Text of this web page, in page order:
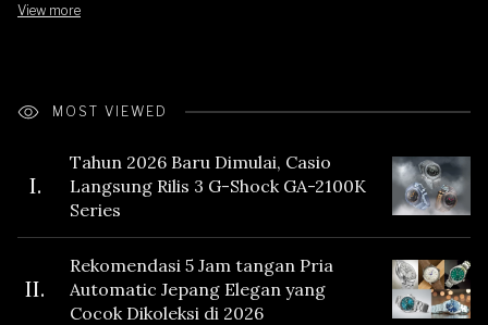
View more
MOST VIEWED
I.
Tahun 2026 Baru Dimulai, Casio
Langsung Rilis 3 G-Shock GA-2100K
Series
II.
Rekomendasi 5 Jam tangan Pria
Automatic Jepang Elegan yang
Cocok Dikoleksi di 2026